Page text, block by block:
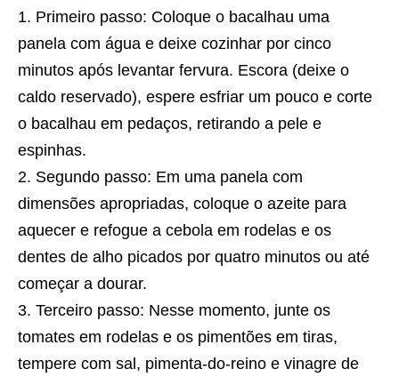
Primeiro passo: Coloque o bacalhau uma
panela com água e deixe cozinhar por cinco
minutos após levantar fervura. Escora (deixe o
caldo reservado), espere esfriar um pouco e corte
o bacalhau em pedaços, retirando a pele e
espinhas.
Segundo passo: Em uma panela com
dimensões apropriadas, coloque o azeite para
aquecer e refogue a cebola em rodelas e os
dentes de alho picados por quatro minutos ou até
começar a dourar.
Terceiro passo: Nesse momento, junte os
tomates em rodelas e os pimentões em tiras,
tempere com sal, pimenta-do-reino e vinagre de